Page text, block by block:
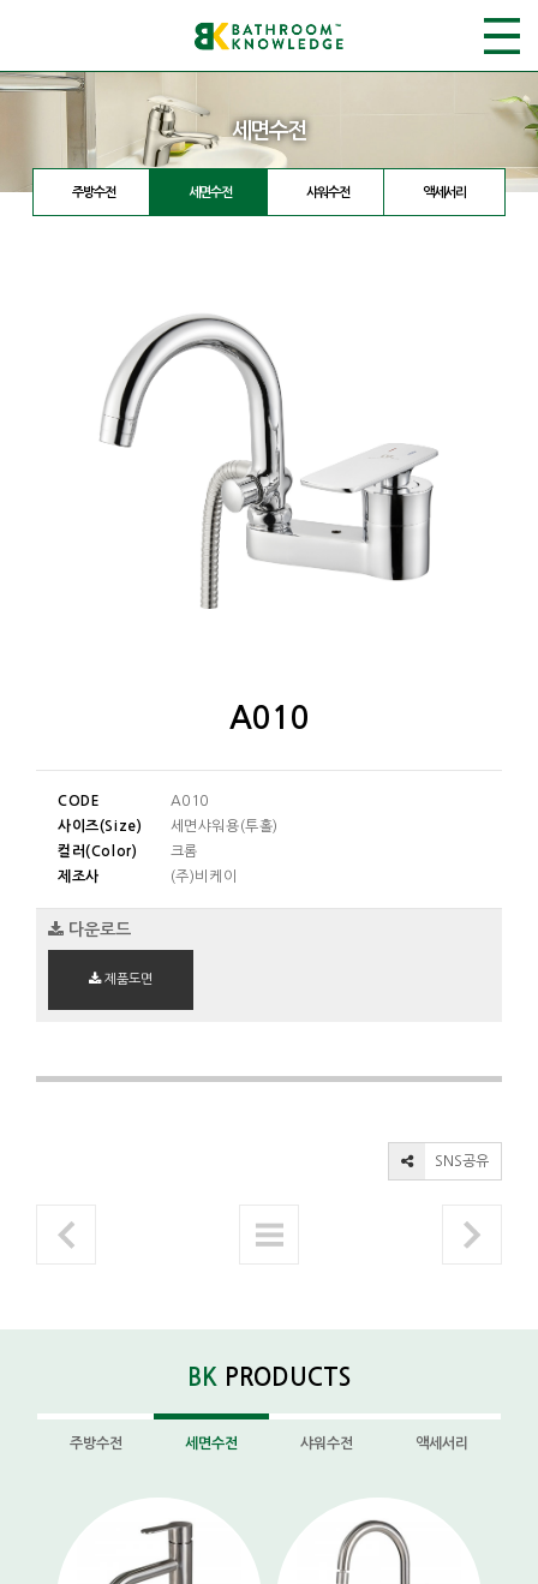
세면수전
주방수전 세면수전 샤워수전 액세서리
A010
CODE
A010
사이즈(Size)
세면샤워용(투홀)
컬러(Color)
크롬
제조사
(주)비케이
다운로드
제품도면
SNS공유
BK PRODUCTS
주방수전 세면수전 샤워수전 액세서리